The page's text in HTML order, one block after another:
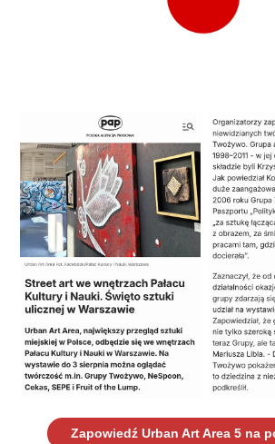
Zapowiedź Urban Art Area 5 na